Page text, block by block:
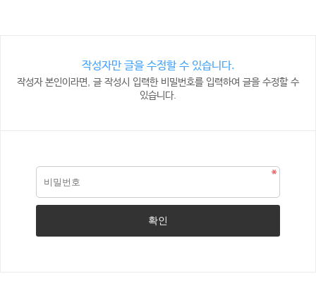
작성자만 글을 수정할 수 있습니다.
작성자 본인이라면, 글 작성시 입력한 비밀번호를 입력하여 글을 수정할 수
있습니다.